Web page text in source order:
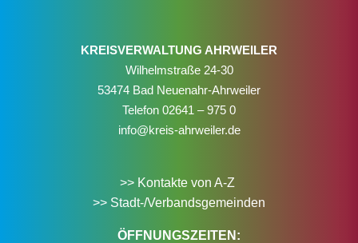
KREISVERWALTUNG AHRWEILER
Wilhelmstraße 24-30
53474 Bad Neuenahr-Ahrweiler
Telefon 02641 – 975 0
info@kreis-ahrweiler.de
>> Kontakte von A-Z
>> Stadt-/Verbandsgemeinden
ÖFFNUNGSZEITEN: